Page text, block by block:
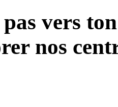
vers
nos